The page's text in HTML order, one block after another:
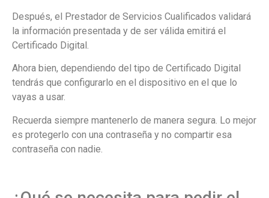
Después, el Prestador de Servicios Cualificados validará
la información presentada y de ser válida emitirá el
Certificado Digital.
Ahora bien, dependiendo del tipo de Certificado Digital
tendrás que configurarlo en el dispositivo en el que lo
vayas a usar.
Recuerda siempre mantenerlo de manera segura. Lo mejor
es protegerlo con una contraseña y no compartir esa
contraseña con nadie.